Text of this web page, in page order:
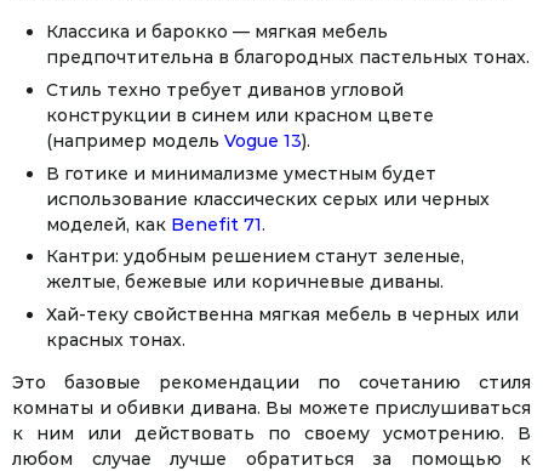
Классика и барокко — мягкая мебель
предпочтительна в благородных пастельных тонах.
Стиль техно требует диванов угловой
конструкции в синем или красном цвете
(например модель Vogue 13).
В готике и минимализме уместным будет
использование классических серых или черных
моделей, как Benefit 71.
Кантри: удобным решением станут зеленые,
желтые, бежевые или коричневые диваны.
Хай-теку свойственна мягкая мебель в черных или
красных тонах.
Это базовые рекомендации по сочетанию стиля
комнаты и обивки дивана. Вы можете прислушиваться
к ним или действовать по своему усмотрению. В
любом случае лучше обратиться за помощью к